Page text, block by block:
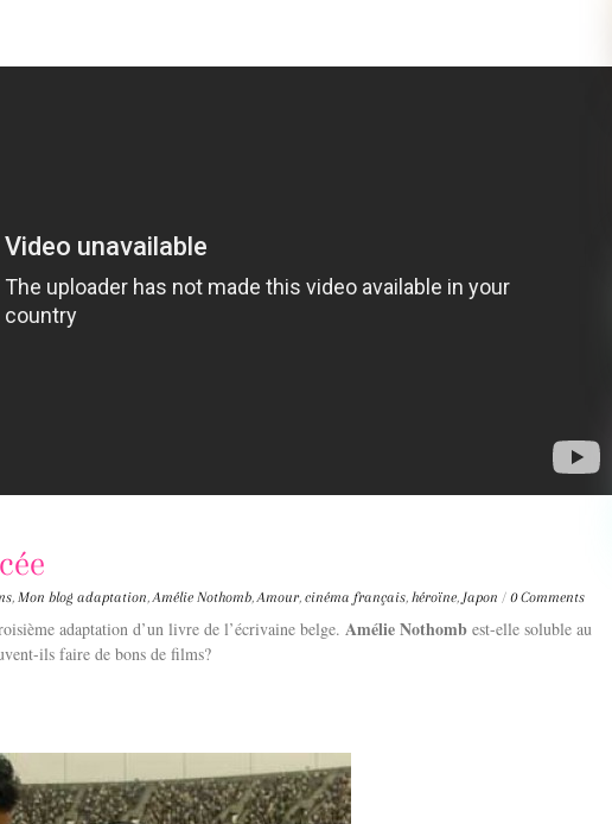
, Mon blog adaptation,Amélie Nothomb,Amour, cinéma français, héroïne, Japon / 0 Comments
adaptation d’un livre de l’écrivaine belge. Amélie Nothomb est-elle soluble au
ils faire de bons de films?